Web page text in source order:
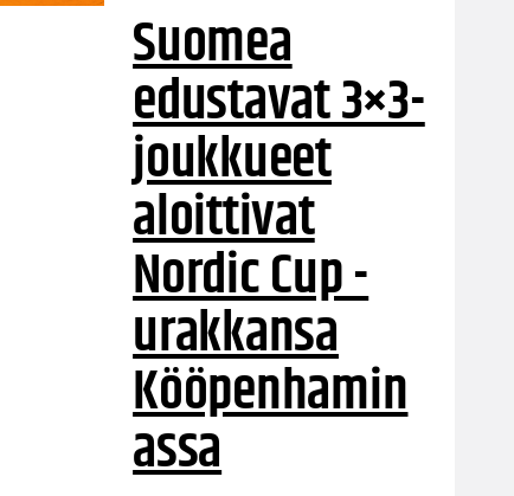
Suomea
edustavat 3×3-
joukkueet
aloittivat
Nordic Cup -
urakkansa
Kööpenhamin
assa